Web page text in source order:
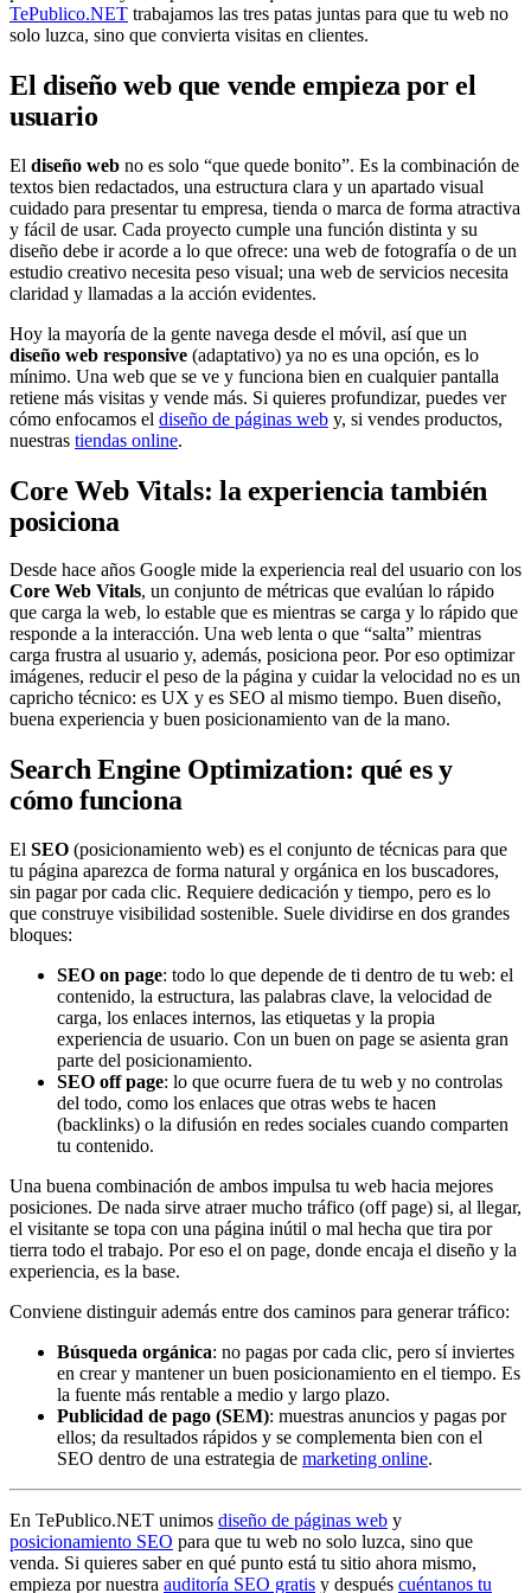
TePublico.NET trabajamos las tres patas juntas para que tu web no
solo luzca, sino que convierta visitas en clientes.
El diseño web que vende empieza por el
usuario
El diseño web no es solo “que quede bonito”. Es la combinación de
textos bien redactados, una estructura clara y un apartado visual
cuidado para presentar tu empresa, tienda o marca de forma atractiva
y fácil de usar. Cada proyecto cumple una función distinta y su
diseño debe ir acorde a lo que ofrece: una web de fotografía o de un
estudio creativo necesita peso visual; una web de servicios necesita
claridad y llamadas a la acción evidentes.
Hoy la mayoría de la gente navega desde el móvil, así que un
diseño web responsive (adaptativo) ya no es una opción, es lo
mínimo. Una web que se ve y funciona bien en cualquier pantalla
retiene más visitas y vende más. Si quieres profundizar, puedes ver
cómo enfocamos el diseño de páginas web y, si vendes productos,
nuestras tiendas online.
Core Web Vitals: la experiencia también
posiciona
Desde hace años Google mide la experiencia real del usuario con los
Core Web Vitals, un conjunto de métricas que evalúan lo rápido
que carga la web, lo estable que es mientras se carga y lo rápido que
responde a la interacción. Una web lenta o que “salta” mientras
carga frustra al usuario y, además, posiciona peor. Por eso optimizar
imágenes, reducir el peso de la página y cuidar la velocidad no es un
capricho técnico: es UX y es SEO al mismo tiempo. Buen diseño,
buena experiencia y buen posicionamiento van de la mano.
Search Engine Optimization: qué es y
cómo funciona
El SEO (posicionamiento web) es el conjunto de técnicas para que
tu página aparezca de forma natural y orgánica en los buscadores,
sin pagar por cada clic. Requiere dedicación y tiempo, pero es lo
que construye visibilidad sostenible. Suele dividirse en dos grandes
bloques:
SEO on page: todo lo que depende de ti dentro de tu web: el
contenido, la estructura, las palabras clave, la velocidad de
carga, los enlaces internos, las etiquetas y la propia
experiencia de usuario. Con un buen on page se asienta gran
parte del posicionamiento.
SEO off page: lo que ocurre fuera de tu web y no controlas
del todo, como los enlaces que otras webs te hacen
(backlinks) o la difusión en redes sociales cuando comparten
tu contenido.
Una buena combinación de ambos impulsa tu web hacia mejores
posiciones. De nada sirve atraer mucho tráfico (off page) si, al llegar,
el visitante se topa con una página inútil o mal hecha que tira por
tierra todo el trabajo. Por eso el on page, donde encaja el diseño y la
experiencia, es la base.
Conviene distinguir además entre dos caminos para generar tráfico:
Búsqueda orgánica: no pagas por cada clic, pero sí inviertes
en crear y mantener un buen posicionamiento en el tiempo. Es
la fuente más rentable a medio y largo plazo.
Publicidad de pago (SEM): muestras anuncios y pagas por
ellos; da resultados rápidos y se complementa bien con el
SEO dentro de una estrategia de marketing online.
En TePublico.NET unimos diseño de páginas web y
posicionamiento SEO para que tu web no solo luzca, sino que
venda. Si quieres saber en qué punto está tu sitio ahora mismo,
empieza por nuestra auditoría SEO gratis y después cuéntanos tu